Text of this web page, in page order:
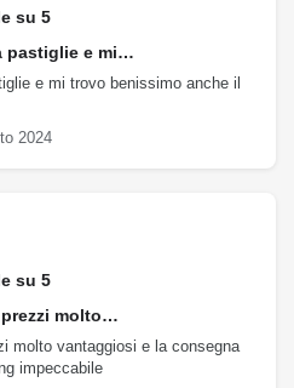
su 5
pastiglie e mi…
e mi trovo benissimo anche il
2024
su 5
molto…
molto vantaggiosi e la consegna
impeccabile